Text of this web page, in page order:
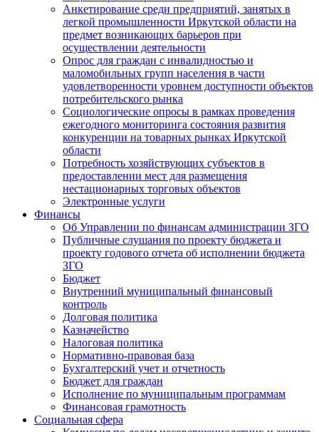
Анкетирование среди предприятий, занятых в
легкой промышленности Иркутской области на
предмет возникающих барьеров при
осуществлении деятельности
Опрос для граждан с инвалидностью и
маломобильных групп населения в части
удовлетворенности уровнем доступности объектов
потребительского рынка
Социологические опросы в рамках проведения
ежегодного мониторинга состояния развития
конкуренции на товарных рынках Иркутской
области
Потребность хозяйствующих субъектов в
предоставлении мест для размещения
нестационарных торговых объектов
Электронные услуги
Финансы
Об Управлении по финансам администрации ЗГО
Публичные слушания по проекту бюджета и
проекту годового отчета об исполнении бюджета
ЗГО
Бюджет
Внутренний муниципальный финансовый
контроль
Долговая политика
Казначейство
Налоговая политика
Нормативно-правовая база
Бухгалтерский учет и отчетность
Бюджет для граждан
Исполнение по муниципальным программам
Финансовая грамотность
Социальная сфера